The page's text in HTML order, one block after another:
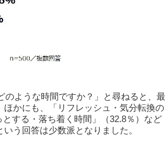
のような時間ですか？」と尋ねると、最
かにも、「リフレッシュ・気分転換の
する・落ち着く時間」（32.8％）など
う回答は少数派となりました。